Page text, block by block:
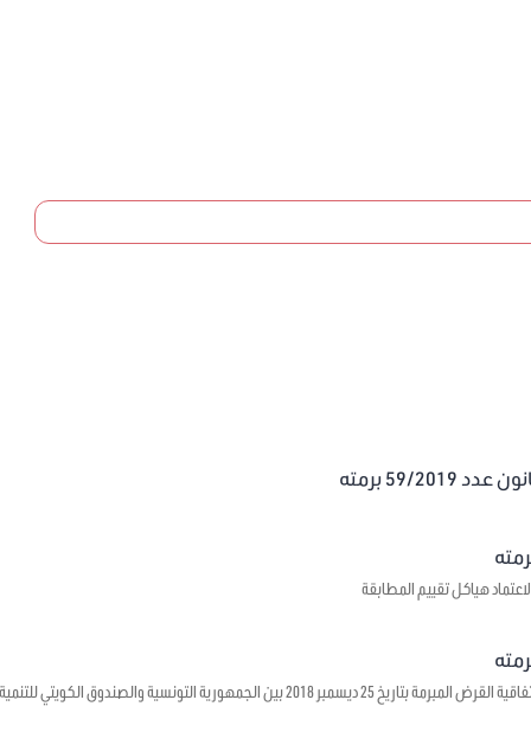
برمته
هياكل تقييم المطابقة
يتعلق بالموافقة على اتفاقية القرض المبرمة بتاريخ 25 ديسمبر 2018 بين